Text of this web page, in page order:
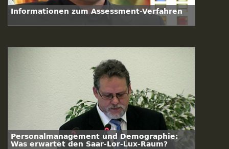
Informationen zum Assessment-Verfahren
Personalmanagement und Demographie:
Was erwartet den Saar-Lor-Lux-Raum?